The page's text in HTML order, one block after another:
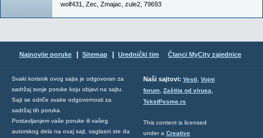
wolf431
Zec Zmajac zule2 79693
Najnovije poruke Sitemap Urednički tim Članci MyCity zajednice
Svaki korisnik ovog sajta je odgovoran za
sadržaj svoje poruke koju objavi na sajtu.
Sajt se odriče svake odgovornosti za
sadržaj tih poruka.
Postavljanjem vaše poruke ili vašeg
autorskog dela na ovaj sajt, saglasni ste da
Naši sajtovi: Vesti, Vojni
forum, Zaštita od virusa,
TekstPesme.rs
This content is licensed
under a Creative